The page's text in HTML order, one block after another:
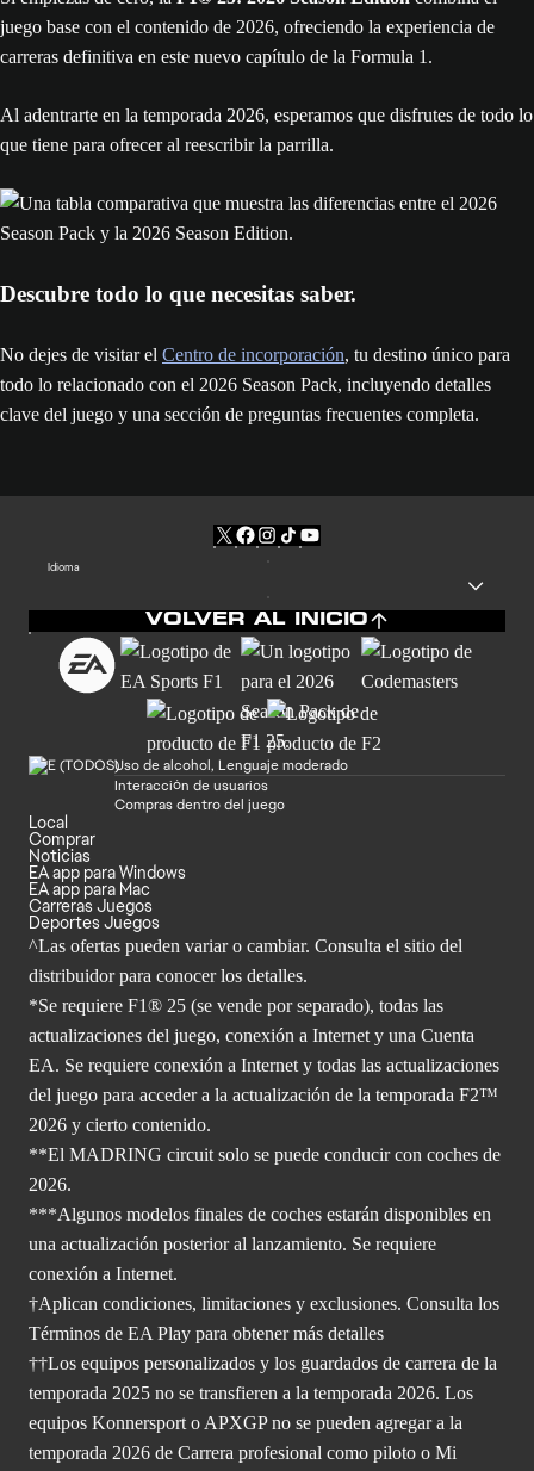
juego base con el contenido de 2026, ofreciendo la experiencia de
carreras definitiva en este nuevo capítulo de la Formula 1.
Al adentrarte en la temporada 2026, esperamos que disfrutes de todo lo
que tiene para ofrecer al reescribir la parrilla.
Descubre todo lo que necesitas saber.
No dejes de visitar el Centro de incorporación, tu destino único para
todo lo relacionado con el 2026 Season Pack, incluyendo detalles
clave del juego y una sección de preguntas frecuentes completa.
Idioma
VOLVER AL INICIO
Uso de alcohol, Lenguaje moderado
Interacción de usuarios
Compras dentro del juego
Local
Comprar
Noticias
EA app para Windows
EA app para Mac
Carreras Juegos
Deportes Juegos
^Las ofertas pueden variar o cambiar. Consulta el sitio del
distribuidor para conocer los detalles.
*Se requiere F1® 25 (se vende por separado), todas las
actualizaciones del juego, conexión a Internet y una Cuenta
EA. Se requiere conexión a Internet y todas las actualizaciones
del juego para acceder a la actualización de la temporada F2™
2026 y cierto contenido.
**El MADRING circuit solo se puede conducir con coches de
2026.
***Algunos modelos finales de coches estarán disponibles en
una actualización posterior al lanzamiento. Se requiere
conexión a Internet.
†Aplican condiciones, limitaciones y exclusiones. Consulta los
Términos de EA Play para obtener más detalles
††Los equipos personalizados y los guardados de carrera de la
temporada 2025 no se transfieren a la temporada 2026. Los
equipos Konnersport o APXGP no se pueden agregar a la
temporada 2026 de Carrera profesional como piloto o Mi